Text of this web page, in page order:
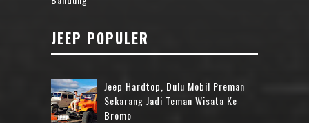
JEEP POPULER
Jeep Hardtop, Dulu Mobil Preman
Sekarang Jadi Teman Wisata Ke
Bromo